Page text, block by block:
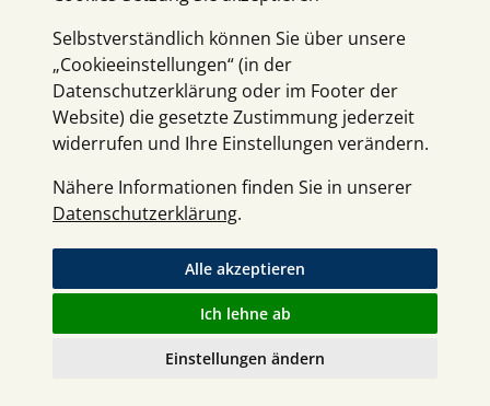
Selbstverständlich können Sie über unsere
„Cookieeinstellungen“ (in der
Datenschutzerklärung oder im Footer der
Website) die gesetzte Zustimmung jederzeit
widerrufen und Ihre Einstellungen verändern.
Nähere Informationen finden Sie in unserer
Datenschutzerklärung.
Alle akzeptieren
Ich lehne ab
Einstellungen ändern